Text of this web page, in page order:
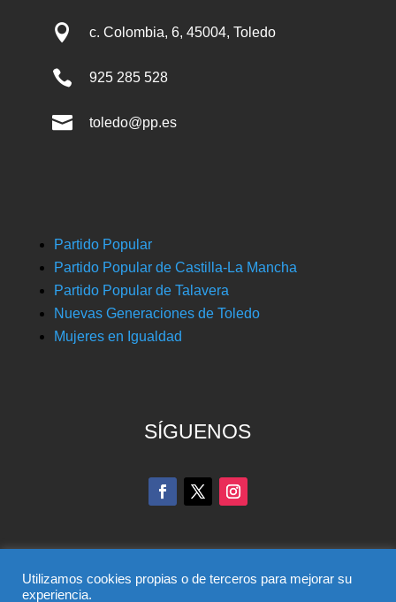
 c. Colombia, 6, 45004, Toledo
 925 285 528
 toledo@pp.es
Partido Popular
Partido Popular de Castilla-La Mancha
Partido Popular de Talavera
Nuevas Generaciones de Toledo
Mujeres en Igualdad
SÍGUENOS
Utilizamos cookies propias o de terceros para mejorar su
experiencia.